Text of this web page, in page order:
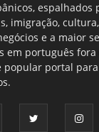
espalhados
imigração,
e a maior
em português fora
popular portal